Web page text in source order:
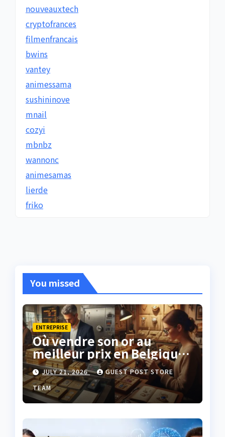
nouveauxtech
cryptofrances
filmenfrancais
bwins
vantey
animessama
sushininove
mnail
cozyi
mbnbz
wannonc
animesamas
lierde
friko
You missed
ENTREPRISE
Où vendre son or au
meilleur prix en Belgique
? JULY 21, 2026
GUEST POST STORE
TEAM